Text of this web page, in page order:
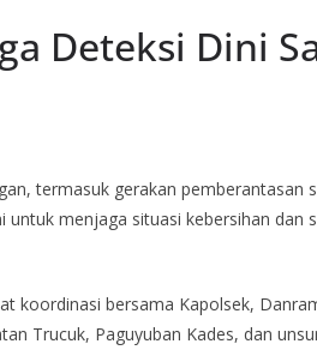
Deteksi Dini
termasuk gerakan pemberantasan
menjaga situasi kebersihan dan
koordinasi bersama Kapolsek,
Trucuk, Paguyuban Kades, dan